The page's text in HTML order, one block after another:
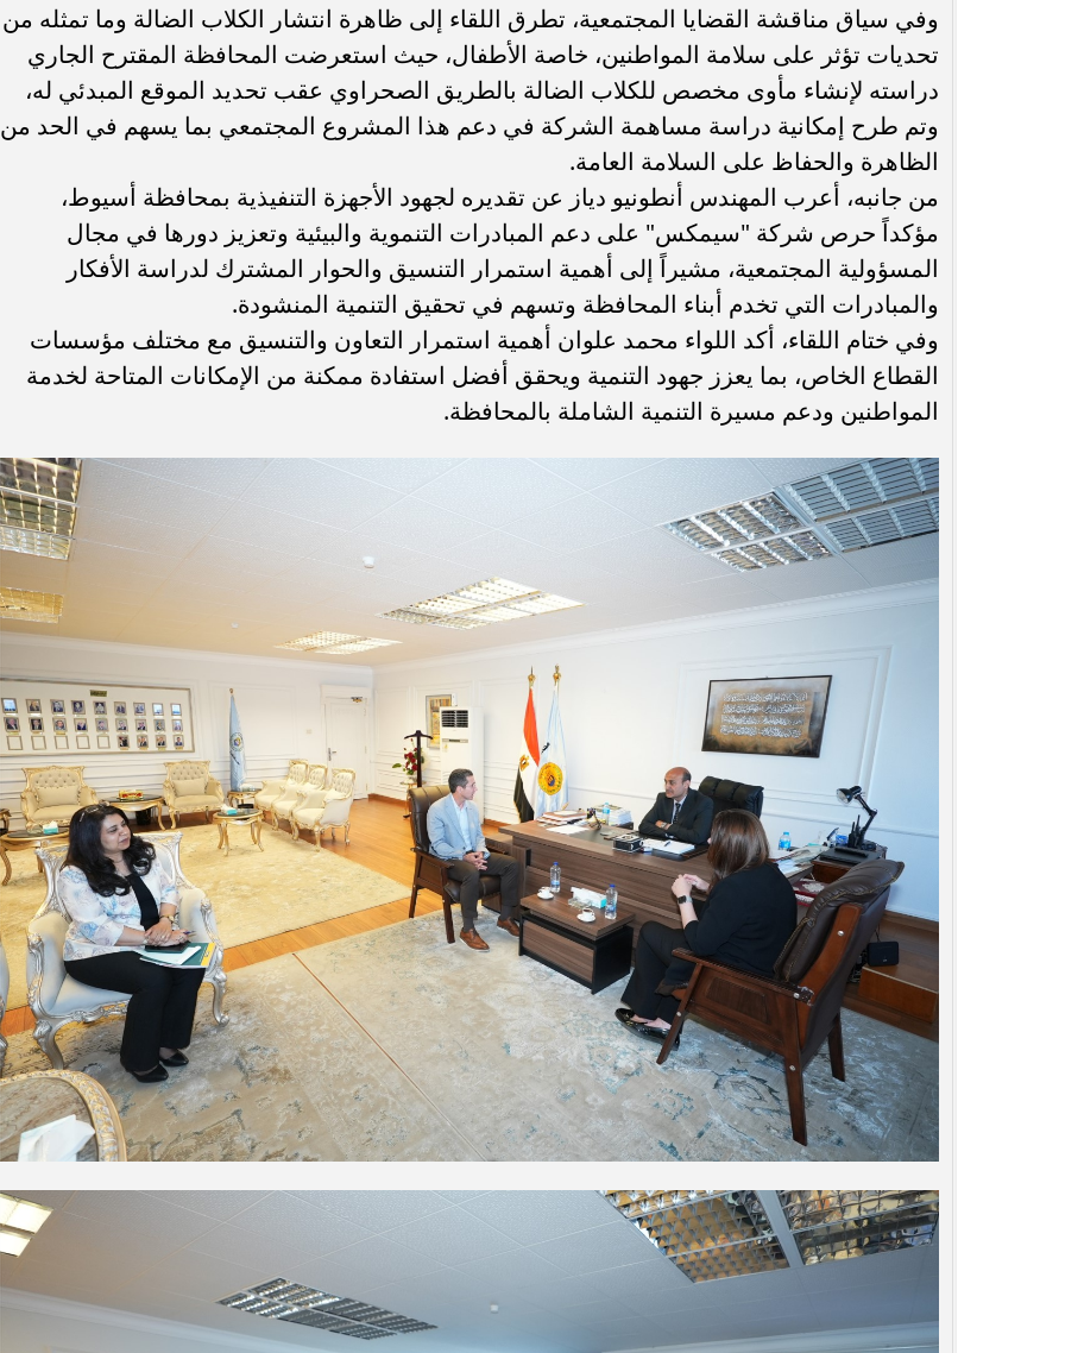
وفي سياق مناقشة القضايا المجتمعية، تطرق اللقاء إلى ظاهرة انتشار الكلاب الضالة وما تمثله من
تحديات تؤثر على سلامة المواطنين، خاصة الأطفال، حيث استعرضت المحافظة المقترح الجاري
دراسته لإنشاء مأوى مخصص للكلاب الضالة بالطريق الصحراوي عقب تحديد الموقع المبدئي له،
وتم طرح إمكانية دراسة مساهمة الشركة في دعم هذا المشروع المجتمعي بما يسهم في الحد من
الظاهرة والحفاظ على السلامة العامة.
من جانبه، أعرب المهندس أنطونيو دياز عن تقديره لجهود الأجهزة التنفيذية بمحافظة أسيوط،
مؤكداً حرص شركة "سيمكس" على دعم المبادرات التنموية والبيئية وتعزيز دورها في مجال
المسؤولية المجتمعية، مشيراً إلى أهمية استمرار التنسيق والحوار المشترك لدراسة الأفكار
والمبادرات التي تخدم أبناء المحافظة وتسهم في تحقيق التنمية المنشودة.
وفي ختام اللقاء، أكد اللواء محمد علوان أهمية استمرار التعاون والتنسيق مع مختلف مؤسسات
القطاع الخاص، بما يعزز جهود التنمية ويحقق أفضل استفادة ممكنة من الإمكانات المتاحة لخدمة
المواطنين ودعم مسيرة التنمية الشاملة بالمحافظة.